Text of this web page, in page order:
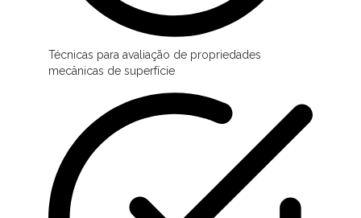
Técnicas para avaliação de propriedades
mecânicas de superfície